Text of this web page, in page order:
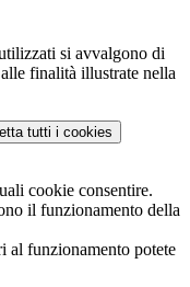
si avvalgono di
finalità illustrate nella
tutti i cookies
cookie consentire.
il funzionamento della
al funzionamento potete